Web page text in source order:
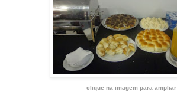
clique na imagem para ampliar